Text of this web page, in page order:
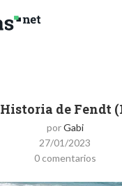
Historia de Fendt
porGabi
27/01/2023
0 comentarios